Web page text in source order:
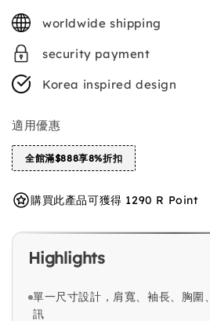
price
worldwide shipping
security payment
Korea inspired design
適用優惠
全館滿$888享8%折扣
購買此產品可獲得 1290 R Point
Highlights
單一尺寸設計，肩寬、袖長、胸圍
訊